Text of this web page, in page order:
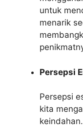
untuk
menarik
Persepsi
Persepsi
kita